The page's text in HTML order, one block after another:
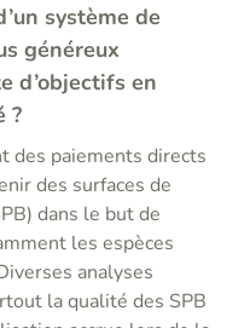
système de
généreux
d’objectifs en
?
des paiements directs
des surfaces de
dans le but de
les espèces
analyses
la qualité des SPB